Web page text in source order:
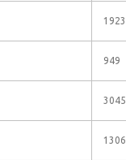
1923
949
3045
1306